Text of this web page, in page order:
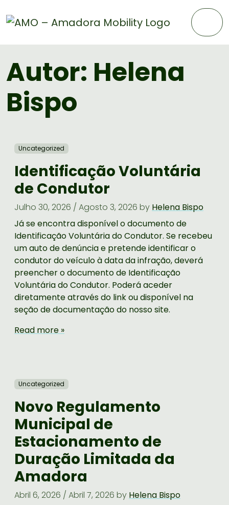
Autor: Helena
Bispo
Uncategorized
Identificação Voluntária
de Condutor
Julho 30, 2026 / Agosto 3, 2026 by Helena Bispo
Já se encontra disponível o documento de
Identificação Voluntária do Condutor. Se recebeu
um auto de denúncia e pretende identificar o
condutor do veículo à data da infração, deverá
preencher o documento de Identificação
Voluntária do Condutor. Poderá aceder
diretamente através do link ou disponível na
seção de documentação do nosso site.
Read more »
Uncategorized
Novo Regulamento
Municipal de
Estacionamento de
Duração Limitada da
Amadora
Abril 6, 2026 / Abril 7, 2026 by Helena Bispo